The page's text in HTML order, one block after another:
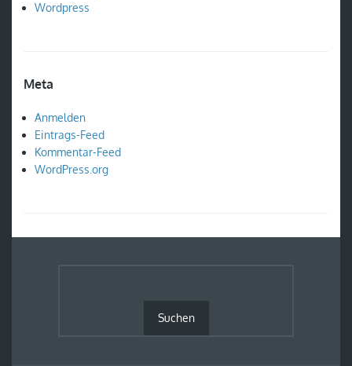
Wordpress
Meta
Anmelden
Eintrags-Feed
Kommentar-Feed
WordPress.org